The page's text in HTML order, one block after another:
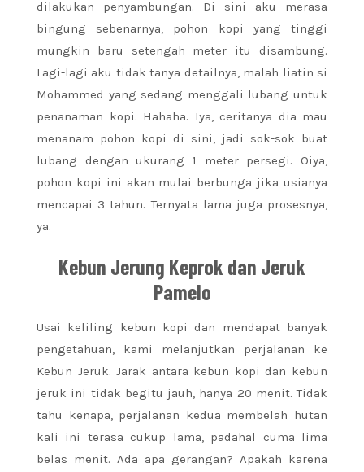
dilakukan penyambungan. Di sini aku merasa
bingung sebenarnya, pohon kopi yang tinggi
mungkin baru setengah meter itu disambung.
Lagi-lagi aku tidak tanya detailnya, malah liatin si
Mohammed yang sedang menggali lubang untuk
penanaman kopi. Hahaha. Iya, ceritanya dia mau
menanam pohon kopi di sini, jadi sok-sok buat
lubang dengan ukurang 1 meter persegi. Oiya,
pohon kopi ini akan mulai berbunga jika usianya
mencapai 3 tahun. Ternyata lama juga prosesnya,
ya.
Kebun Jerung Keprok dan Jeruk
Pamelo
Usai keliling kebun kopi dan mendapat banyak
pengetahuan, kami melanjutkan perjalanan ke
Kebun Jeruk. Jarak antara kebun kopi dan kebun
jeruk ini tidak begitu jauh, hanya 20 menit. Tidak
tahu kenapa, perjalanan kedua membelah hutan
kali ini terasa cukup lama, padahal cuma lima
belas menit. Ada apa gerangan? Apakah karena